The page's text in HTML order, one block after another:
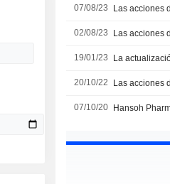
07/08/23
02/08/23
19/01/23
20/10/22
07/10/20